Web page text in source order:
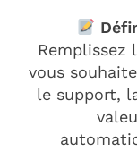
Remplissez
vous
le support,